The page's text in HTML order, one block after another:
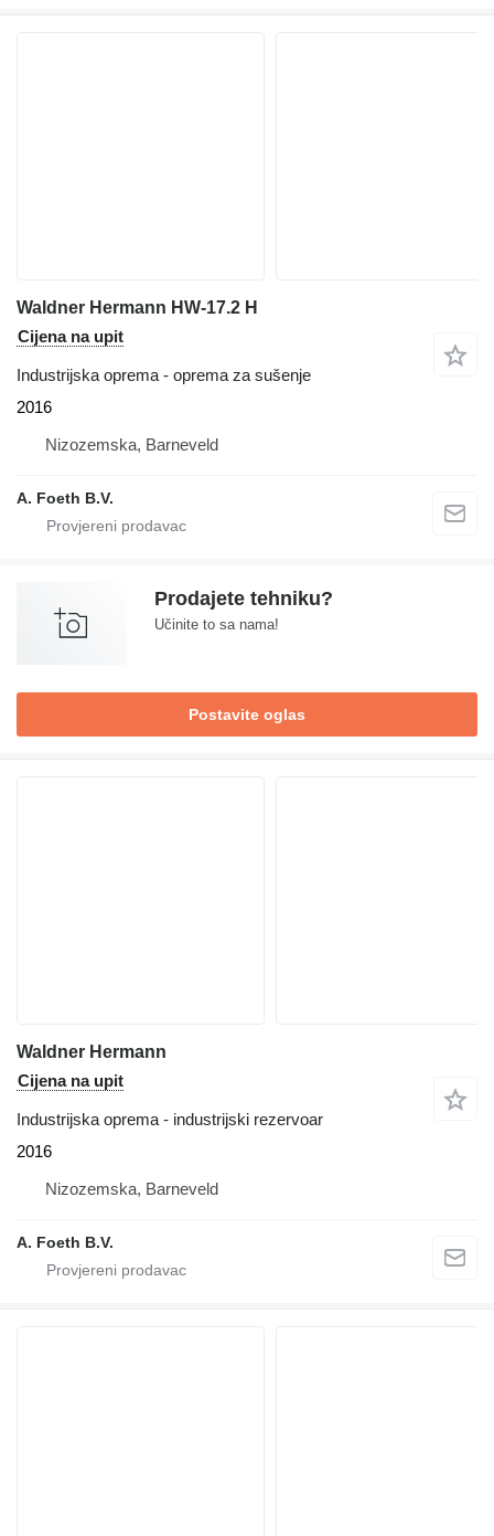
Waldner Hermann HW-17.2 H
Cijena na upit
Industrijska oprema - oprema za sušenje
2016
Nizozemska, Barneveld
A. Foeth B.V.
Prodajete tehniku?
Učinite to sa nama!
Postavite oglas
Waldner Hermann
Cijena na upit
Industrijska oprema - industrijski rezervoar
2016
Nizozemska, Barneveld
A. Foeth B.V.